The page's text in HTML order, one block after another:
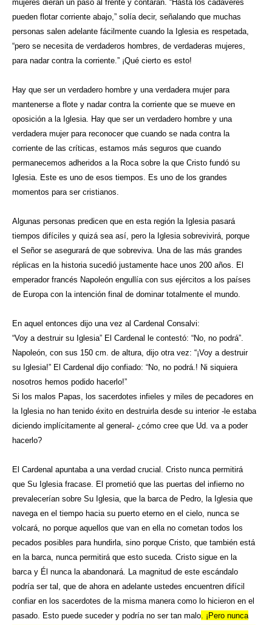
mujeres dieran un paso al frente y contaran. “Hasta los cadáveres
pueden flotar corriente abajo,” solía decir, señalando que muchas
personas salen adelante fácilmente cuando la Iglesia es respetada,
“pero se necesita de verdaderos hombres, de verdaderas mujeres,
para nadar contra la corriente.” ¡Qué cierto es esto!
Hay que ser un verdadero hombre y una verdadera mujer para
mantenerse a flote y nadar contra la corriente que se mueve en
oposición a la Iglesia. Hay que ser un verdadero hombre y una
verdadera mujer para reconocer que cuando se nada contra la
corriente de las críticas, estamos más seguros que cuando
permanecemos adheridos a la Roca sobre la que Cristo fundó su
Iglesia. Este es uno de esos tiempos. Es uno de los grandes
momentos para ser cristianos.
Algunas personas predicen que en esta región la Iglesia pasará
tiempos difíciles y quizá sea así, pero la Iglesia sobrevivirá, porque
el Señor se asegurará de que sobreviva. Una de las más grandes
réplicas en la historia sucedió justamente hace unos 200 años. El
emperador francés Napoleón engullía con sus ejércitos a los países
de Europa con la intención final de dominar totalmente el mundo.
En aquel entonces dijo una vez al Cardenal Consalvi:
“Voy a destruir su Iglesia” El Cardenal le contestó: “No, no podrá”.
Napoleón, con sus 150 cm. de altura, dijo otra vez: “¡Voy a destruir
su Iglesia!” El Cardenal dijo confiado: “No, no podrá.! Ni siquiera
nosotros hemos podido hacerlo!”
Si los malos Papas, los sacerdotes infieles y miles de pecadores en
la Iglesia no han tenido éxito en destruirla desde su interior -le estaba
diciendo implícitamente al general- ¿cómo cree que Ud. va a poder
hacerlo?
El Cardenal apuntaba a una verdad crucial. Cristo nunca permitirá
que Su Iglesia fracase. El prometió que las puertas del infierno no
prevalecerían sobre Su Iglesia, que la barca de Pedro, la Iglesia que
navega en el tiempo hacia su puerto eterno en el cielo, nunca se
volcará, no porque aquellos que van en ella no cometan todos los
pecados posibles para hundirla, sino porque Cristo, que también está
en la barca, nunca permitirá que esto suceda. Cristo sigue en la
barca y Él nunca la abandonará. La magnitud de este escándalo
podría ser tal, que de ahora en adelante ustedes encuentren difícil
confiar en los sacerdotes de la misma manera como lo hicieron en el
pasado. Esto puede suceder y podría no ser tan malo. ¡Pero nunca